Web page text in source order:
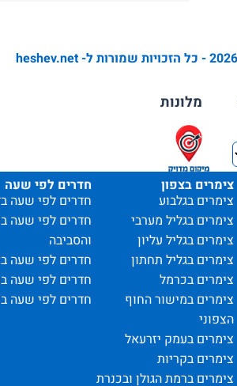
מלונות
צימרים בצפון
צימרים בגלבוע
צימרים בגליל מערבי
צימרים בגליל עליון
צימרים בגליל תחתון
צימרים בכרמל
צימרים במישור החוף
הצפוני
צימרים בעמק יזרעאל
צימרים בקריות
צימרים ברמת הגולן ובכנרת
חדרים לפי שעה
חדרים לפי שעה
חדרים לפי שעה
והסביבה
חדרים לפי שעה
חדרים לפי שעה
חדרים לפי שעה